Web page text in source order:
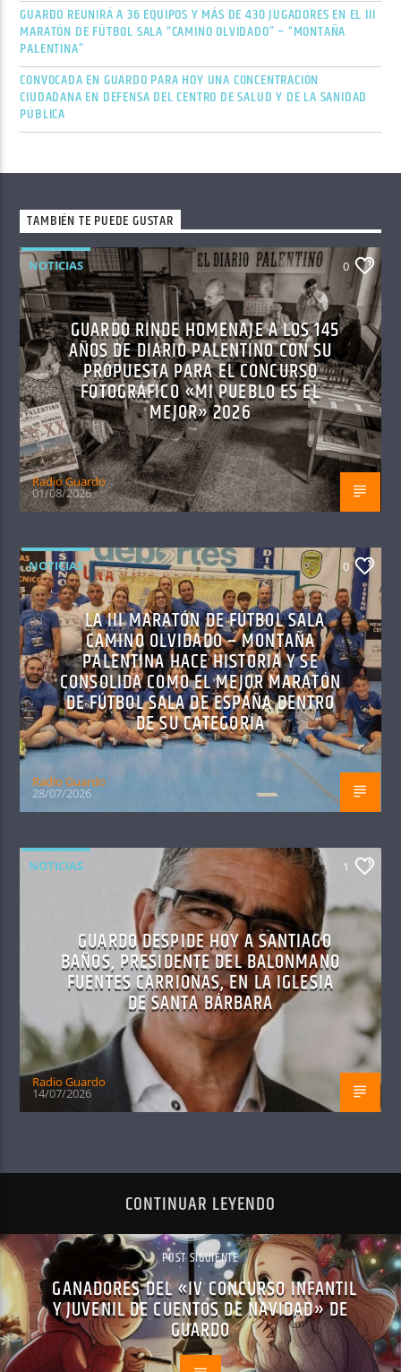
GUARDO REUNIRÁ A 36 EQUIPOS Y MÁS DE 430 JUGADORES EN EL III
MARATÓN DE FÚTBOL SALA “CAMINO OLVIDADO” – “MONTAÑA
PALENTINA”
CONVOCADA EN GUARDO PARA HOY UNA CONCENTRACIÓN
CIUDADANA EN DEFENSA DEL CENTRO DE SALUD Y DE LA SANIDAD
PÚBLICA
TAMBIÉN TE PUEDE GUSTAR
NOTICIAS 0
GUARDO RINDE HOMENAJE A LOS 145
AÑOS DE DIARIO PALENTINO CON SU
PROPUESTA PARA EL CONCURSO
FOTOGRÁFICO «MI PUEBLO ES EL
MEJOR» 2026
Radio Guardo
01/08/2026
NOTICIAS 0
LA III MARATÓN DE FÚTBOL SALA
CAMINO OLVIDADO – MONTAÑA
PALENTINA HACE HISTORIA Y SE
CONSOLIDA COMO EL MEJOR MARATÓN
DE FÚTBOL SALA DE ESPAÑA DENTRO
DE SU CATEGORÍA
Radio Guardo
28/07/2026
NOTICIAS 1
GUARDO DESPIDE HOY A SANTIAGO
BAÑOS, PRESIDENTE DEL BALONMANO
FUENTES CARRIONAS, EN LA IGLESIA
DE SANTA BÁRBARA
Radio Guardo
14/07/2026
CONTINUAR LEYENDO
POST SIGUIENTE
GANADORES DEL «IV CONCURSO INFANTIL
Y JUVENIL DE CUENTOS DE NAVIDAD» DE
GUARDO